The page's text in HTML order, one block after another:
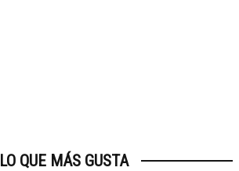
LO QUE MÁS GUSTA